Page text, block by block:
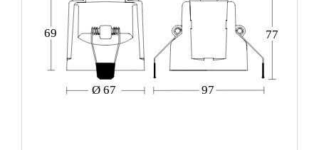
Ø 67 97
69 77